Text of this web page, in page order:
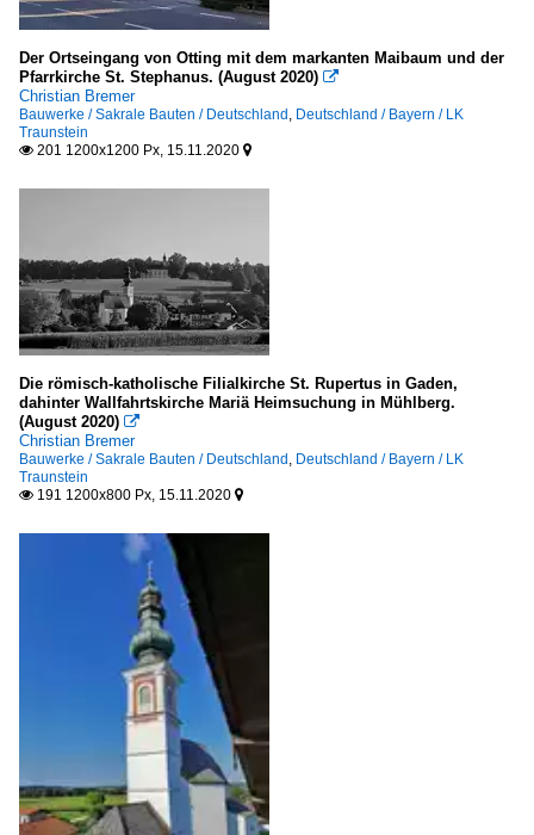
Der Ortseingang von Otting mit dem markanten Maibaum und der
Pfarrkirche St. Stephanus. (August 2020) 
Christian Bremer
Bauwerke / Sakrale Bauten / Deutschland , Deutschland / Bayern / LK
Traunstein
 201 1200x1200 Px, 15.11.2020 
Die römisch-katholische Filialkirche St. Rupertus in Gaden,
dahinter Wallfahrtskirche Mariä Heimsuchung in Mühlberg.
(August 2020) 
Christian Bremer
Bauwerke / Sakrale Bauten / Deutschland , Deutschland / Bayern / LK
Traunstein
 191 1200x800 Px, 15.11.2020 